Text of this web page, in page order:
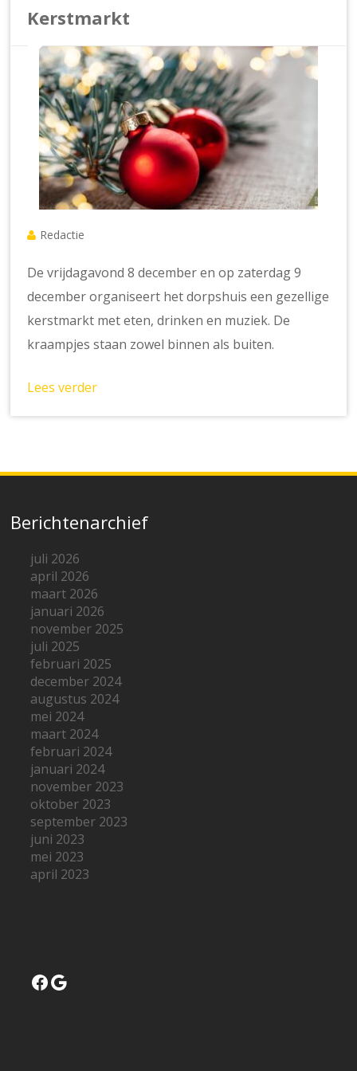
Kerstmarkt
Redactie
De vrijdagavond 8 december en op zaterdag 9
december organiseert het dorpshuis een gezellige
kerstmarkt met eten, drinken en muziek. De
kraampjes staan zowel binnen als buiten.
Lees verder
Berichtenarchief
juli 2026
april 2026
maart 2026
januari 2026
november 2025
juli 2025
februari 2025
december 2024
augustus 2024
mei 2024
maart 2024
februari 2024
januari 2024
november 2023
oktober 2023
september 2023
juni 2023
mei 2023
april 2023
Facebook
Google